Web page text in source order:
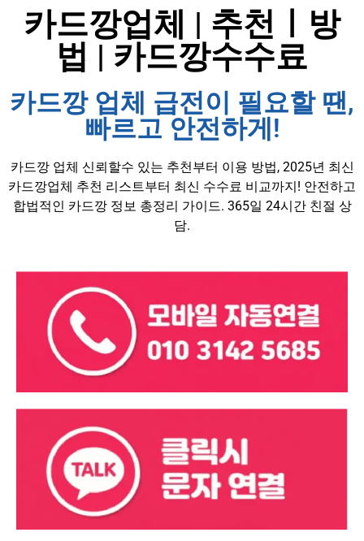
카드깡업체 | 추천ㅣ방
법 | 카드깡수수료
카드깡 업체 급전이 필요할 땐,
빠르고 안전하게!
카드깡 업체 신뢰할수 있는 추천부터 이용 방법, 2025년 최신
카드깡업체 추천 리스트부터 최신 수수료 비교까지! 안전하고
합법적인 카드깡 정보 총정리 가이드. 365일 24시간 친절 상
담.